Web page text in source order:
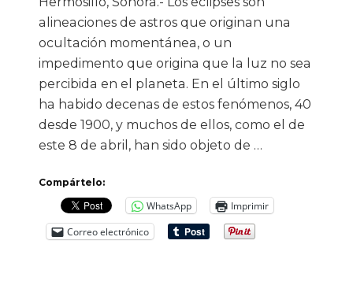
alineaciones de astros que originan una
ocultación momentánea, o un
impedimento que origina que la luz no sea
percibida en el planeta. En el último siglo
ha habido decenas de estos fenómenos, 40
desde 1900, y muchos de ellos, como el de
este 8 de abril, han sido objeto de …
Compártelo:
WhatsApp
Imprimir
Correo electrónico